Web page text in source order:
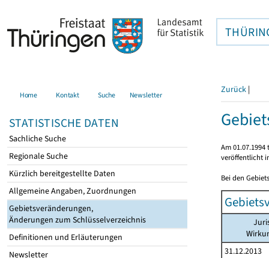
Home Kontakt Suche Newsletter
STATISTISCHE DATEN
Sachliche Suche
Regionale Suche
Kürzlich bereitgestellte Daten
Allgemeine Angaben, Zuordnungen
Gebietsveränderungen,
Änderungen zum Schlüsselverzeichnis
Definitionen und Erläuterungen
Newsletter
Zurück |
Am
veröffentlicht
Bei den
31.12.2013